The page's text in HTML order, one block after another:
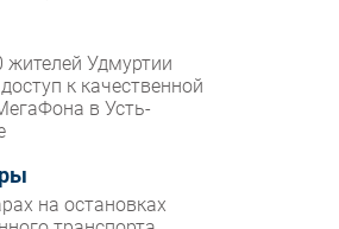
жителей Удмуртии
к качественной
в Усть-
на остановках